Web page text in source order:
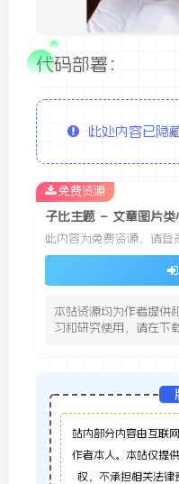
代码部署：
此处内容已隐
子比主题 – 文章图片类
此内容为免费资源，请登
本站资源均为作者提供
习和研究使用，请在下
免费资源
站内部分内容由互联
作者本人。本站仅提
权，不承担相关法律